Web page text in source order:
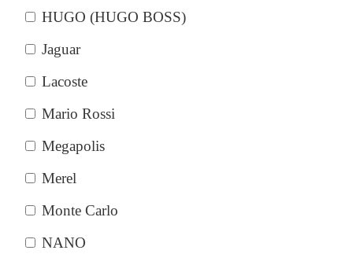
HUGO (HUGO BOSS)
Jaguar
Lacoste
Mario Rossi
Megapolis
Merel
Monte Carlo
NANO